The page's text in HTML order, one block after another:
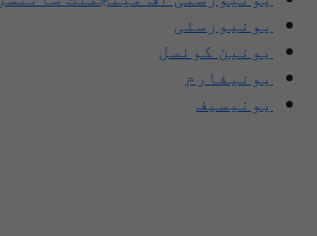
یونیورسٹی
یونین کونسل
یونیفارم
یونیسیف